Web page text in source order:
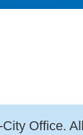
Office.